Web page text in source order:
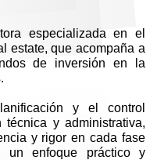
especializada en el
estate, que acompaña a
de inversión en la
y el control
y administrativa,
y rigor en cada fase
un enfoque práctico y